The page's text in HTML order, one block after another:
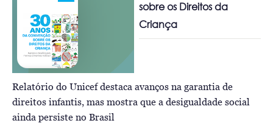
sobre os Direitos da
Criança
Relatório do Unicef destaca avanços na garantia de
direitos infantis, mas mostra que a desigualdade social
ainda persiste no Brasil